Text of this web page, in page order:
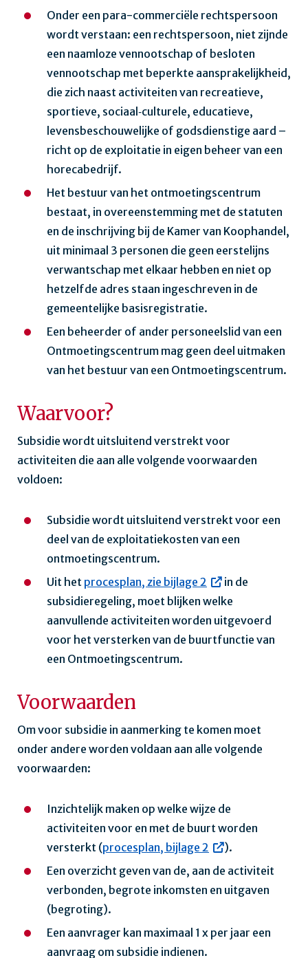
Onder een para-commerciële rechtspersoon
wordt verstaan: een rechtspersoon, niet zijnde
een naamloze vennootschap of besloten
vennootschap met beperkte aansprakelijkheid,
die zich naast activiteiten van recreatieve,
sportieve, sociaal‑culturele, educatieve,
levensbeschouwelijke of godsdienstige aard –
richt op de exploitatie in eigen beheer van een
horecabedrijf.
Het bestuur van het ontmoetingscentrum
bestaat, in overeenstemming met de statuten
en de inschrijving bij de Kamer van Koophandel,
uit minimaal 3 personen die geen eerstelijns
verwantschap met elkaar hebben en niet op
hetzelfde adres staan ingeschreven in de
gemeentelijke basisregistratie.
Een beheerder of ander personeelslid van een
Ontmoetingscentrum mag geen deel uitmaken
van het bestuur van een Ontmoetingscentrum.
Waarvoor?
Subsidie wordt uitsluitend verstrekt voor
activiteiten die aan alle volgende voorwaarden
voldoen:
Subsidie wordt uitsluitend verstrekt voor een
deel van de exploitatiekosten van een
ontmoetingscentrum.
Uit het procesplan, zie bijlage 2
in de
subsidieregeling, moet blijken welke
aanvullende activiteiten worden uitgevoerd
voor het versterken van de buurtfunctie van
een Ontmoetingscentrum.
Voorwaarden
Om voor subsidie in aanmerking te komen moet
onder andere worden voldaan aan alle volgende
voorwaarden:
Inzichtelijk maken op welke wijze de
activiteiten voor en met de buurt worden
versterkt (procesplan, bijlage 2
).
Een overzicht geven van de, aan de activiteit
verbonden, begrote inkomsten en uitgaven
(begroting).
Een aanvrager kan maximaal 1 x per jaar een
aanvraag om subsidie indienen.